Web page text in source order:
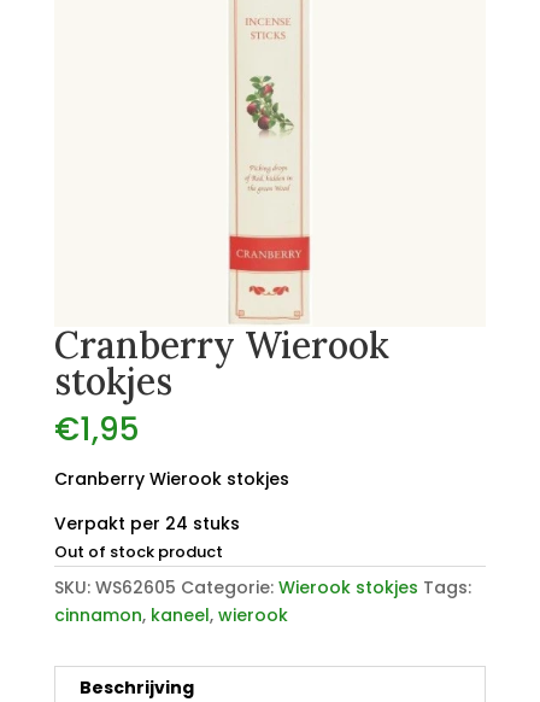
Cranberry Wierook
stokjes
€1,95
Cranberry Wierook stokjes
Verpakt per 24 stuks
Out of stock product
SKU: WS62605 Categorie: Wierook stokjes Tags:
cinnamon, kaneel, wierook
Beschrijving